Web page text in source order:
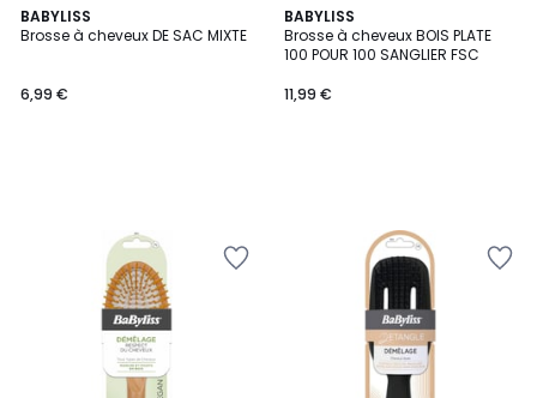
BABYLISS
Brosse à cheveux DE SAC MIXTE
6,99 €
BABYLISS
Brosse à cheveux BOIS PLATE
100 POUR 100 SANGLIER FSC
11,99 €